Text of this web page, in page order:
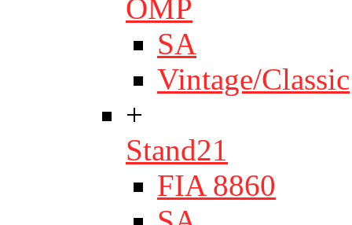
OMP
SA
Vintage/Classic
+
Stand21
FIA 8860